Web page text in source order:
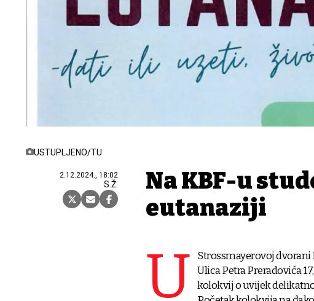
USTUPLJENO/TU
2.12.2024., 18:02
S.Ž.
Na KBF-u
eutanaziji
U
Strossmayerovoj
Ulica Petra Preradovića
kolokvij o uvijek